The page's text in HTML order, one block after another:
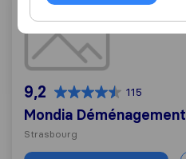
Mondia Déménagement
9,2 115
Mondia Déménagement
Strasbourg